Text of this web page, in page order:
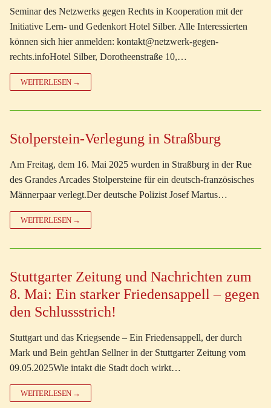
Seminar des Netzwerks gegen Rechts in Kooperation mit der
Initiative Lern- und Gedenkort Hotel Silber. Alle Interessierten
können sich hier anmelden: kontakt@netzwerk-gegen-
rechts.infoHotel Silber, Dorotheenstraße 10,…
WEITERLESEN →
Stolperstein-Verlegung in Straßburg
Am Freitag, dem 16. Mai 2025 wurden in Straßburg in der Rue
des Grandes Arcades Stolpersteine für ein deutsch-französisches
Männerpaar verlegt.Der deutsche Polizist Josef Martus…
WEITERLESEN →
Stuttgarter Zeitung und Nachrichten zum
8. Mai: Ein starker Friedensappell – gegen
den Schlussstrich!
Stuttgart und das Kriegsende – Ein Friedensappell, der durch
Mark und Bein gehtJan Sellner in der Stuttgarter Zeitung vom
09.05.2025Wie intakt die Stadt doch wirkt…
WEITERLESEN →